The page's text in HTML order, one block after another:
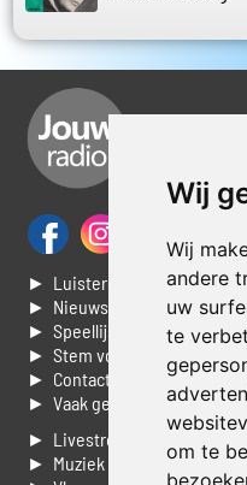
Wij
Wij
andere
uw
te
om te
► Luisteren naar Jouwradio
► Nieuws
► Speellijst
► Stem voor de Dag top 3
► Contacteer ons
► Vaak gestelde vragen
► Livestream informatie
► Muziek opzoeken